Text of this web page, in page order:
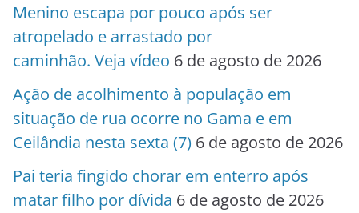
Menino escapa por pouco após ser
atropelado e arrastado por
caminhão. Veja vídeo 6 de agosto de 2026
Ação de acolhimento à população em
situação de rua ocorre no Gama e em
Ceilândia nesta sexta (7) 6 de agosto de 2026
Pai teria fingido chorar em enterro após
matar filho por dívida 6 de agosto de 2026